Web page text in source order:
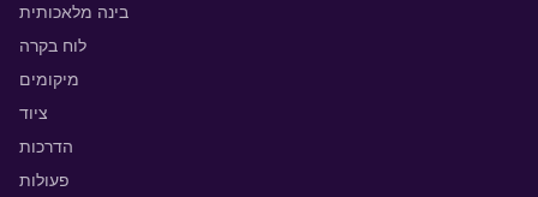
בינה מלאכותית
לוח בקרה
מיקומים
ציוד
הדרכות
פעולות